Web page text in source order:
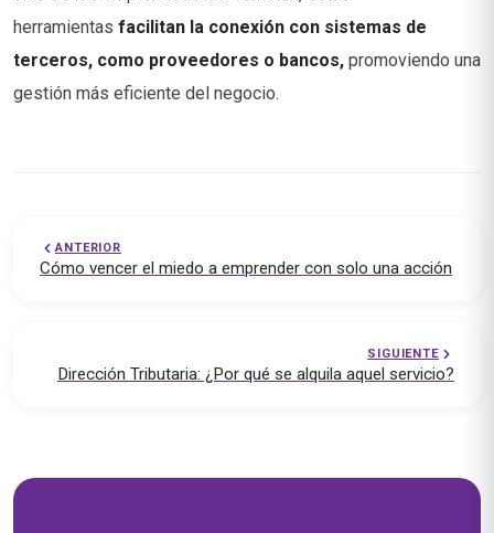
herramientas facilitan la conexión con sistemas de
terceros, como proveedores o bancos, promoviendo una
gestión más eficiente del negocio.
ANTERIOR
Cómo vencer el miedo a emprender con solo una acción
SIGUIENTE
Dirección Tributaria: ¿Por qué se alquila aquel servicio?